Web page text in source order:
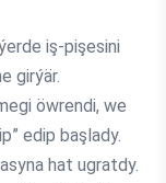
iş-pişesini
girýär.
öwrendi, we
edip başlady.
hat ugratdy.